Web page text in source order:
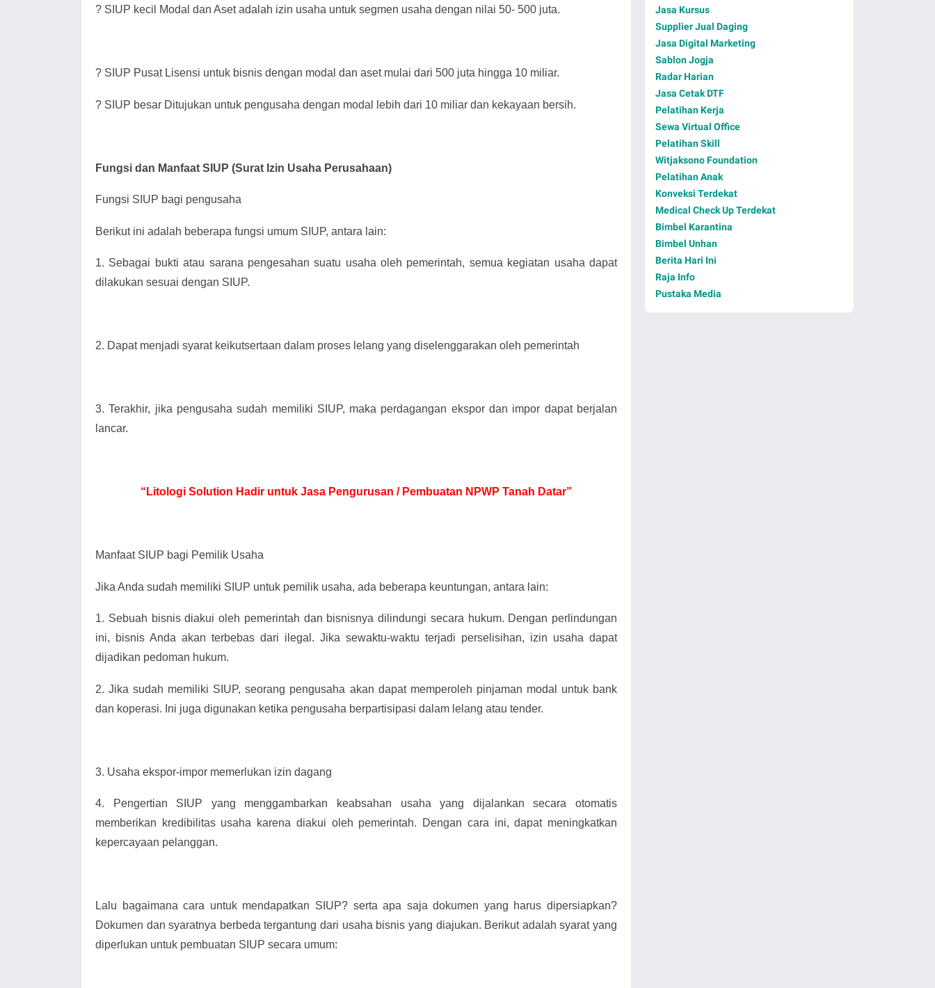
? SIUP kecil Modal dan Aset adalah izin usaha untuk segmen usaha dengan nilai 50- 500 juta.
? SIUP Pusat Lisensi untuk bisnis dengan modal dan aset mulai dari 500 juta hingga 10 miliar.
? SIUP besar Ditujukan untuk pengusaha dengan modal lebih dari 10 miliar dan kekayaan bersih.
Fungsi dan Manfaat SIUP (Surat Izin Usaha Perusahaan)
Fungsi SIUP bagi pengusaha
Berikut ini adalah beberapa fungsi umum SIUP, antara lain:
1. Sebagai bukti atau sarana pengesahan suatu usaha oleh pemerintah, semua kegiatan usaha dapat
dilakukan sesuai dengan SIUP.
2. Dapat menjadi syarat keikutsertaan dalam proses lelang yang diselenggarakan oleh pemerintah
3. Terakhir, jika pengusaha sudah memiliki SIUP, maka perdagangan ekspor dan impor dapat berjalan
lancar.
“Litologi Solution Hadir untuk Jasa Pengurusan / Pembuatan NPWP Tanah Datar”
Manfaat SIUP bagi Pemilik Usaha
Jika Anda sudah memiliki SIUP untuk pemilik usaha, ada beberapa keuntungan, antara lain:
1. Sebuah bisnis diakui oleh pemerintah dan bisnisnya dilindungi secara hukum. Dengan perlindungan
ini, bisnis Anda akan terbebas dari ilegal. Jika sewaktu-waktu terjadi perselisihan, izin usaha dapat
dijadikan pedoman hukum.
2. Jika sudah memiliki SIUP, seorang pengusaha akan dapat memperoleh pinjaman modal untuk bank
dan koperasi. Ini juga digunakan ketika pengusaha berpartisipasi dalam lelang atau tender.
3. Usaha ekspor-impor memerlukan izin dagang
4.
Pengertian SIUP yang menggambarkan keabsahan usaha yang dijalankan secara otomatis
memberikan kredibilitas usaha karena diakui oleh pemerintah. Dengan cara ini, dapat meningkatkan
kepercayaan pelanggan.
Lalu bagaimana cara untuk mendapatkan SIUP? serta apa saja dokumen yang harus dipersiapkan?
Dokumen dan syaratnya berbeda tergantung dari usaha bisnis yang diajukan. Berikut adalah syarat yang
diperlukan untuk pembuatan SIUP secara umum:
Jasa Kursus
Supplier Jual Daging
Jasa Digital Marketing
Sablon Jogja
Radar Harian
Jasa Cetak DTF
Pelatihan Kerja
Sewa Virtual Office
Pelatihan Skill
Witjaksono Foundation
Pelatihan Anak
Konveksi Terdekat
Medical Check Up Terdekat
Bimbel Karantina
Bimbel Unhan
Berita Hari Ini
Raja Info
Pustaka Media